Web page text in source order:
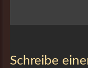
Schreibe